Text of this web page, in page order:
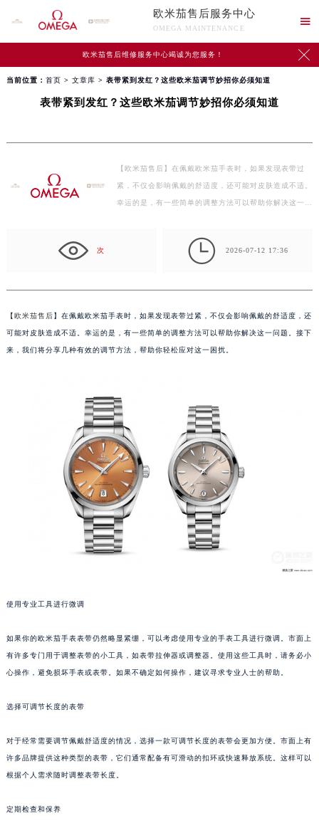
欧米茄售后服务中心
OMEGA MAINTENANCE

欧米茄售后维修服务中心竭诚为您服务！ 
当前位置： 首页 > 文章库 > 表带紧到发红？这些欧米茄调节妙招你必须知道
表带紧到发红？这些欧米茄调节妙招你必须知道
【欧米茄售后】在佩戴欧米茄手表时，如果发现表带过
紧，不仅会影响佩戴的舒适度，还可能对皮肤造成不适。
幸运的是，有一些简单的调整方法可以帮助你解决这一问
次  2026-07-12 17:36
【欧米茄售后】在佩戴欧米茄手表时，如果发现表带过紧，不仅会影响佩戴的舒适度，还
可能对皮肤造成不适。幸运的是，有一些简单的调整方法可以帮助你解决这一问题。接下
来，我们将分享几种有效的调节方法，帮助你轻松应对这一困扰。
使用专业工具进行微调
如果你的欧米茄手表表带仍然略显紧绷，可以考虑使用专业的手表工具进行微调。市面上
有许多专门用于调整表带的小工具，如表带拉伸器或调整器。使用这些工具时，请务必小
心操作，避免损坏手表或表带。如果不确定如何操作，建议寻求专业人士的帮助。
选择可调节长度的表带
对于经常需要调节佩戴舒适度的情况，选择一款可调节长度的表带会更加方便。市面上有
许多品牌提供这种类型的表带，它们通常配备有可滑动的扣环或快速释放系统。这样可以
根据个人需求随时调整表带长度。
定期检查和保养